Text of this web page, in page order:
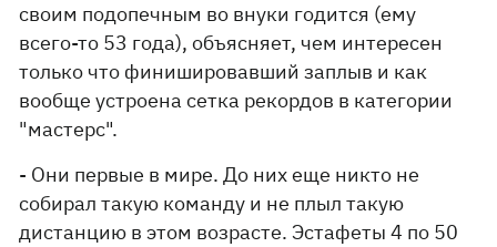
своим подопечным во внуки годится (ему
всего-то 53 года), объясняет, чем интересен
только что финишировавший заплыв и как
вообще устроена сетка рекордов в категории
"мастерс".
- Они первые в мире. До них еще никто не
собирал такую команду и не плыл такую
дистанцию в этом возрасте. Эстафеты 4 по 50